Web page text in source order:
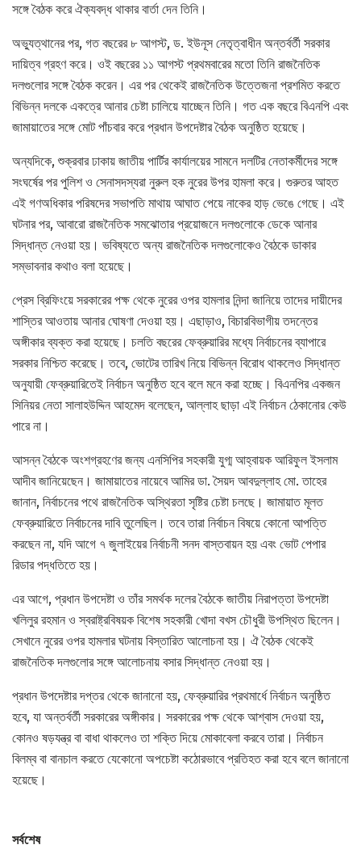
সঙ্গে বৈঠক করে ঐক্যবদ্ধ থাকার বার্তা দেন তিনি।
অভ্যুত্থানের পর, গত বছরের ৮ আগস্ট, ড. ইউনূস নেতৃত্বাধীন অন্তর্বর্তী সরকার
দায়িত্ব গ্রহণ করে। ওই বছরের ১১ আগস্ট প্রথমবারের মতো তিনি রাজনৈতিক
দলগুলোর সঙ্গে বৈঠক করেন। এর পর থেকেই রাজনৈতিক উত্তেজনা প্রশমিত করতে
বিভিন্ন দলকে একত্রে আনার চেষ্টা চালিয়ে যাচ্ছেন তিনি। গত এক বছরে বিএনপি এবং
জামায়াতের সঙ্গে মোট পাঁচবার করে প্রধান উপদেষ্টার বৈঠক অনুষ্ঠিত হয়েছে।
অন্যদিকে, শুক্রবার ঢাকায় জাতীয় পার্টির কার্যালয়ের সামনে দলটির নেতাকর্মীদের সঙ্গে
সংঘর্ষের পর পুলিশ ও সেনাসদস্যরা নুরুল হক নুরের উপর হামলা করে। গুরুতর আহত
এই গণঅধিকার পরিষদের সভাপতি মাথায় আঘাত পেয়ে নাকের হাড় ভেঙে গেছে। এই
ঘটনার পর, আবারো রাজনৈতিক সমঝোতার প্রয়োজনে দলগুলোকে ডেকে আনার
সিদ্ধান্ত নেওয়া হয়। ভবিষ্যতে অন্য রাজনৈতিক দলগুলোকেও বৈঠকে ডাকার
সম্ভাবনার কথাও বলা হয়েছে।
প্রেস ব্রিফিংয়ে সরকারের পক্ষ থেকে নুরের ওপর হামলার নিন্দা জানিয়ে তাদের দায়ীদের
শাস্তির আওতায় আনার ঘোষণা দেওয়া হয়। এছাড়াও, বিচারবিভাগীয় তদন্তের
অঙ্গীকার ব্যক্ত করা হয়েছে। চলতি বছরের ফেব্রুয়ারির মধ্যে নির্বাচনের ব্যাপারে
সরকার নিশ্চিত করেছে। তবে, ভোটের তারিখ নিয়ে বিভিন্ন বিরোধ থাকলেও সিদ্ধান্ত
অনুযায়ী ফেব্রুয়ারিতেই নির্বাচন অনুষ্ঠিত হবে বলে মনে করা হচ্ছে। বিএনপির একজন
সিনিয়র নেতা সালাহউদ্দিন আহমেদ বলেছেন, আল্লাহ ছাড়া এই নির্বাচন ঠেকানোর কেউ
পারে না।
আসন্ন বৈঠকে অংশগ্রহণের জন্য এনসিপির সহকারী যুগ্ম আহ্বায়ক আরিফুল ইসলাম
আদীব জানিয়েছেন। জামায়াতের নায়েবে আমির ডা. সৈয়দ আবদুল্লাহ মো. তাহের
জানান, নির্বাচনের পথে রাজনৈতিক অস্থিরতা সৃষ্টির চেষ্টা চলছে। জামায়াত মূলত
ফেব্রুয়ারিতে নির্বাচনের দাবি তুলেছিল। তবে তারা নির্বাচন বিষয়ে কোনো আপত্তি
করছেন না, যদি আগে ৭ জুলাইয়ের নির্বাচনী সনদ বাস্তবায়ন হয় এবং ভোট পেপার
রিডার পদ্ধতিতে হয়।
এর আগে, প্রধান উপদেষ্টা ও তাঁর সমর্থক দলের বৈঠকে জাতীয় নিরাপত্তা উপদেষ্টা
খলিলুর রহমান ও স্বরাষ্ট্রবিষয়ক বিশেষ সহকারী খোদা বখস চৌধুরী উপস্থিত ছিলেন।
সেখানে নুরের ওপর হামলার ঘটনায় বিস্তারিত আলোচনা হয়। ঐ বৈঠক থেকেই
রাজনৈতিক দলগুলোর সঙ্গে আলোচনায় বসার সিদ্ধান্ত নেওয়া হয়।
প্রধান উপদেষ্টার দপ্তর থেকে জানানো হয়, ফেব্রুয়ারির প্রথমার্ধে নির্বাচন অনুষ্ঠিত
হবে, যা অন্তর্বর্তী সরকারের অঙ্গীকার। সরকারের পক্ষ থেকে আশ্বাস দেওয়া হয়,
কোনও ষড়যন্ত্র বা বাধা থাকলেও তা শক্তি দিয়ে মোকাবেলা করবে তারা। নির্বাচন
বিলম্ব বা বানচাল করতে যেকোনো অপচেষ্টা কঠোরভাবে প্রতিহত করা হবে বলে জানানো
হয়েছে।
সর্বশেষ